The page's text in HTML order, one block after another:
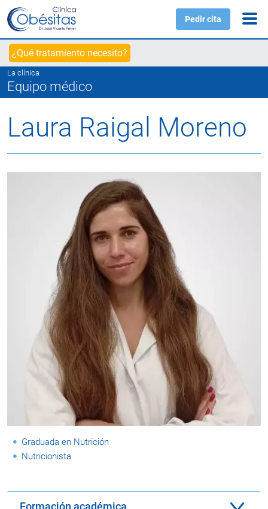
Pedir cita
¿Qué tratamiento necesito?
La clínica
Equipo médico
Laura Raigal Moreno
Graduada en Nutrición
Nutricionista
Formación académica